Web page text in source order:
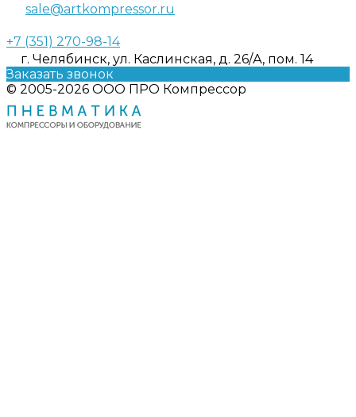
sale@artkompressor.ru
+7 (351) 270-98-14
г. Челябинск, ул. Каслинская, д. 26/А, пом. 14
Заказать звонок
© 2005-2026 ООО ПРО Компрессор